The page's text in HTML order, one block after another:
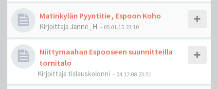
Matinkylän Pyyntitie, Espoon Koho
Kirjoittaja Janne_H - 05.01.15 23:10
Niittymaahan Espooseen suunnitteilla
tornitalo
Kirjoittaja tislauskolonni - 04.12.08 23:51